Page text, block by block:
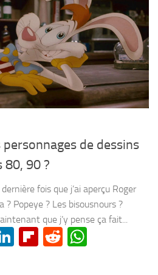
de dessins
80, 90 ?
fois que j’ai aperçu Roger
? Popeye ? Les bisousnours ?
que j’y pense ça fait...
LinkedIn
Flipboard
Reddit